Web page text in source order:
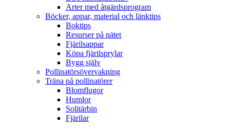
Arter med åtgärdsprogram
Böcker, appar, material och länktips
Boktips
Resurser på nätet
Fjärilsappar
Köpa fjärilsprylar
Bygg själv
Pollinatörsövervakning
Träna på pollinatörer
Blomflugor
Humlor
Solitärbin
Fjärilar